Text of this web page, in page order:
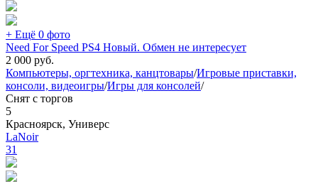
+ Ещё 0 фото
Need For Speed PS4 Новый. Обмен не интересует
2 000 руб.
Компьютеры, оргтехника, канцтовары/Игровые приставки,
консоли, видеоигры/Игры для консолей/
Снят с торгов
5
Красноярск, Универс
LaNoir
31